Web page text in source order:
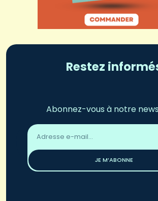
Restez
Abonnez-vous à notre
Adresse
email
JE M’ABONNE